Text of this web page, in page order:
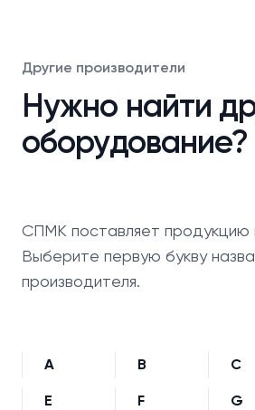
Другие производители
Нужно найти
оборудование?
СПМК поставляет продукцию
Выберите первую букву
производителя.
A B C
E F G